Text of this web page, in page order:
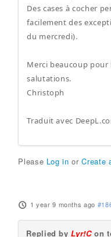
Des cases à cocher
facilement des
du mercredi).
Merci beaucoup
salutations.
Christoph
Traduit avec
Please Log in orCreate
1 year 9 months ago
Replied byLyr!Con